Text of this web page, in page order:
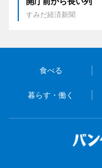
すみだ経済新聞
食べる
暮らす・働く